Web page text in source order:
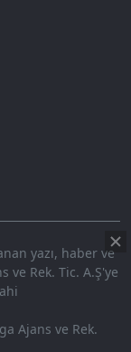
yazı, haber ve
ve Rek. Tic. A.Ş'ye
Ajans ve Rek.